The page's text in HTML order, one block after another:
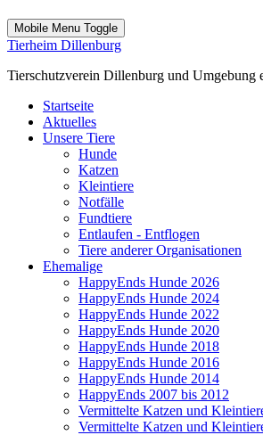
Mobile Menu Toggle
Tierheim Dillenburg
Tierschutzverein Dillenburg und Umgebung
Startseite
Aktuelles
Unsere Tiere
Hunde
Katzen
Kleintiere
Notfälle
Fundtiere
Entlaufen - Entflogen
Tiere anderer Organisationen
Ehemalige
HappyEnds Hunde 2026
HappyEnds Hunde 2024
HappyEnds Hunde 2022
HappyEnds Hunde 2020
HappyEnds Hunde 2018
HappyEnds Hunde 2016
HappyEnds Hunde 2014
HappyEnds 2007 bis 2012
Vermittelte Katzen und
Vermittelte Katzen und